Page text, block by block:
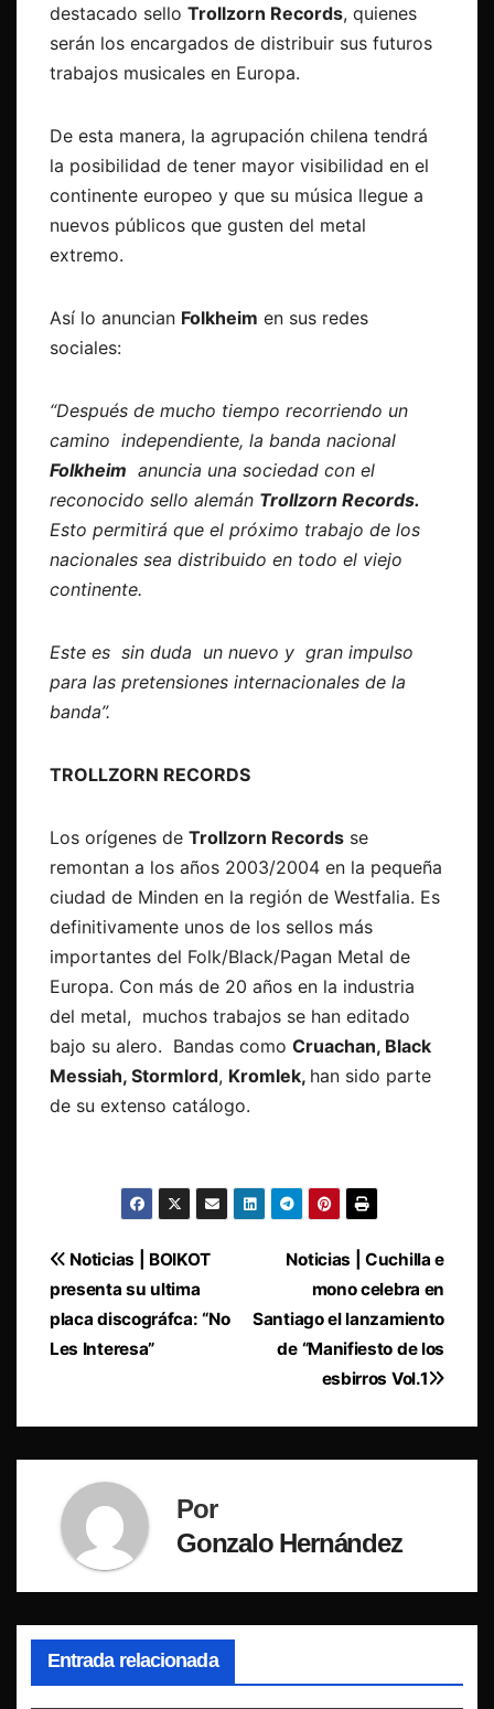
destacado sello Trollzorn Records, quienes
serán los encargados de distribuir sus futuros
trabajos musicales en Europa.
De esta manera, la agrupación chilena tendrá
la posibilidad de tener mayor visibilidad en el
continente europeo y que su música llegue a
nuevos públicos que gusten del metal
extremo.
Así lo anuncian Folkheim en sus redes
sociales:
“Después de mucho tiempo recorriendo un
camino independiente, la banda nacional
Folkheim anuncia una sociedad con el
reconocido sello alemán Trollzorn Records.
Esto permitirá que el próximo trabajo de los
nacionales sea distribuido en todo el viejo
continente.
Este es sin duda un nuevo y gran impulso
para las pretensiones internacionales de la
banda”.
TROLLZORN RECORDS
Los orígenes de Trollzorn Records se
remontan a los años 2003/2004 en la pequeña
ciudad de Minden en la región de Westfalia. Es
definitivamente unos de los sellos más
importantes del Folk/Black/Pagan Metal de
Europa. Con más de 20 años en la industria
del metal, muchos trabajos se han editado
bajo su alero. Bandas como Cruachan, Black
Messiah, Stormlord, Kromlek, han sido parte
de su extenso catálogo.
Navegación
de
entradas
Noticias | Cuchilla e
mono celebra en
Santiago el lanzamiento
de “Manifiesto de los
esbirros Vol.1
Noticias | BOIKOT
presenta su ultima
placa discográfca: “No
Les Interesa”
Por
Gonzalo Hernández
Entrada relacionada